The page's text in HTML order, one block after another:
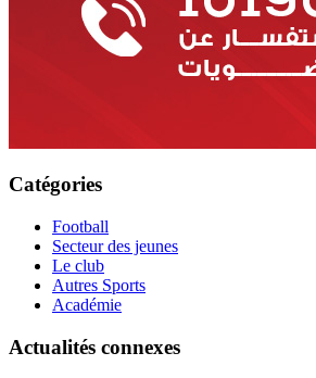
Catégories
Football
Secteur des jeunes
Le club
Autres Sports
Académie
Actualités connexes